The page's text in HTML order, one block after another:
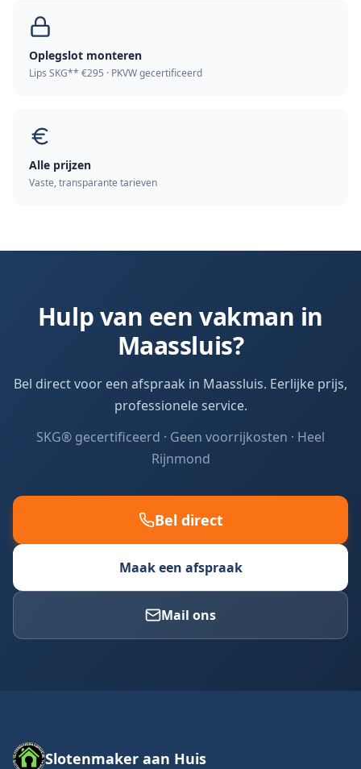
Oplegslot monteren
Lips SKG** €295 · PKVW gecertificeerd
Alle prijzen
Vaste, transparante tarieven
Hulp van een vakman in
Maassluis?
Bel direct voor een afspraak in Maassluis. Eerlijke prijs,
professionele service.
SKG® gecertificeerd · Geen voorrijkosten · Heel
Rijnmond
Bel direct
Maak een afspraak
Mail ons
Slotenmaker aan Huis